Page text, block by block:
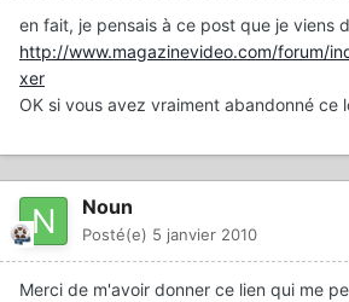
en fait, je pensais à ce post que je viens
http://www.magazinevideo.com/forum/
xer
OK si vous avez vraiment abandonné ce
Noun
Posté(e) 5 janvier 2010
Merci de m'avoir donner ce lien qui me